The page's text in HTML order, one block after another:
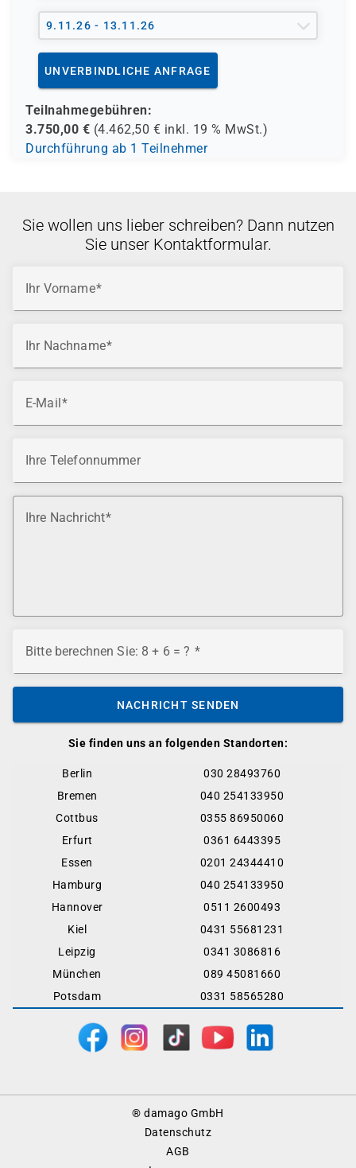
9.11.26 - 13.11.26
UNVERBINDLICHE ANFRAGE
Teilnahmegebühren:
3.750,00 € (4.462,50 € inkl. 19 % MwSt.)
Durchführung ab 1 Teilnehmer
Sie finden uns an folgenden Standorten:
Berlin
030 28493760
Bremen
040 254133950
Cottbus
0355 86950060
Erfurt
0361 6443395
Essen
0201 24344410
Hamburg
040 254133950
Hannover
0511 2600493
Kiel
0431 55681231
Leipzig
0341 3086816
München
089 45081660
Potsdam
0331 58565280
Sie wollen uns lieber schreiben? Dann nutzen
Sie unser Kontaktformular.
Ihr Vorname
Ihr Nachname
E-Mail
Ihre Telefonnummer
Ihre Nachricht
Bitte berechnen Sie: 8 + 6 = ?
NACHRICHT SENDEN
® damago GmbH
Datenschutz
AGB